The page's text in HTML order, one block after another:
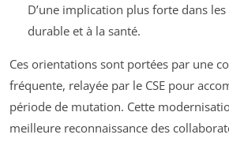
D’une implication plus forte dans
durable et à la santé.
Ces orientations sont portées par une
fréquente, relayée par le CSE pour
période de mutation. Cette
meilleure reconnaissance des